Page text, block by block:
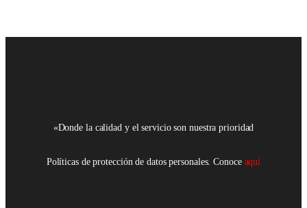
«Donde la calidad y el servicio son nuestra prioridad
Políticas de protección de datos personales. Conoce aquí